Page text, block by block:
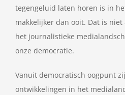
tegengeluid laten horen is in
makkelijker dan ooit. Dat is
het journalistieke
onze democratie.
Vanuit democratisch oogpunt
ontwikkelingen in het